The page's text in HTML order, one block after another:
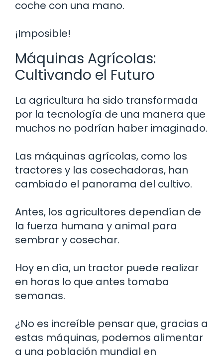
coche con una mano.
¡Imposible!
Máquinas Agrícolas:
Cultivando el Futuro
La agricultura ha sido transformada
por la tecnología de una manera que
muchos no podrían haber imaginado.
Las máquinas agrícolas, como los
tractores y las cosechadoras, han
cambiado el panorama del cultivo.
Antes, los agricultores dependían de
la fuerza humana y animal para
sembrar y cosechar.
Hoy en día, un tractor puede realizar
en horas lo que antes tomaba
semanas.
¿No es increíble pensar que, gracias a
estas máquinas, podemos alimentar
a una población mundial en